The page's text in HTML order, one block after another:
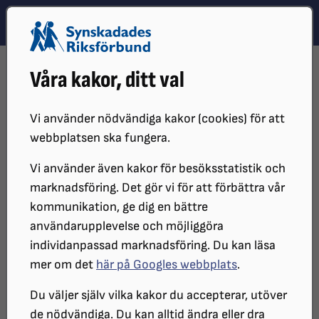
Våra kakor, ditt val
Vi använder nödvändiga kakor (cookies) för att
webbplatsen ska fungera.
Vi använder även kakor för besöksstatistik och
marknadsföring. Det gör vi för att förbättra vår
kommunikation, ge dig en bättre
användarupplevelse och möjliggöra
individanpassad marknadsföring. Du kan läsa
mer om det här på Googles webbplats.
Du väljer själv vilka kakor du accepterar, utöver
de nödvändiga. Du kan alltid ändra eller dra
Hoppa till innehåll
Hoppa till hitta snabbt
Inspelade digitala
grundutbildningar
Vi försöker att regelbundet hålla
utbildningar i vårt CMS Umbraco, och
dessa utbildningstillfällen är uppdelade
på tre: För seende,
förstoringsansvändare respektive
skärmläsaranvändare.